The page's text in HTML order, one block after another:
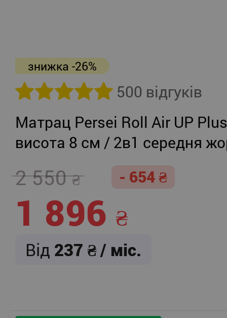
знижка -26%
500 відгуків
Матрац Persei Roll Air UP
висота 8 см / 2в1 середня
2 550 - 654
1 896
Від 237 / міс.